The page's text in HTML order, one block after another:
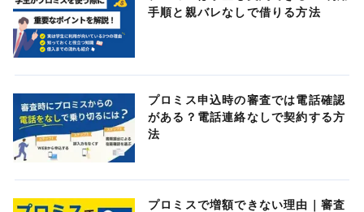
手順と親バレなしで借りる方法
プロミス申込時の審査では電話確認
がある？電話連絡なしで契約する方
法
プロミスで増額できない理由｜審査